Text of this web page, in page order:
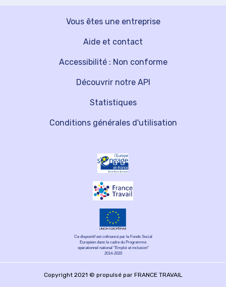
Vous êtes une entreprise
Découvrir notre API
Aide et contact
Statistiques
Accessibilité : Non conforme
Conditions générales d'utilisation
Ce dispositif est cofinancé par le Fonds Social
Européen dans le cadre du Programme
opérationnel national "Emploi et inclusion"
2014-2020
Copyright 2021 © propulsé par FRANCE TRAVAIL